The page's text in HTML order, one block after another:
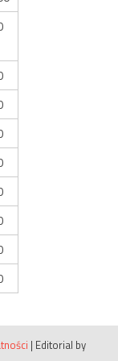
| Editorial by